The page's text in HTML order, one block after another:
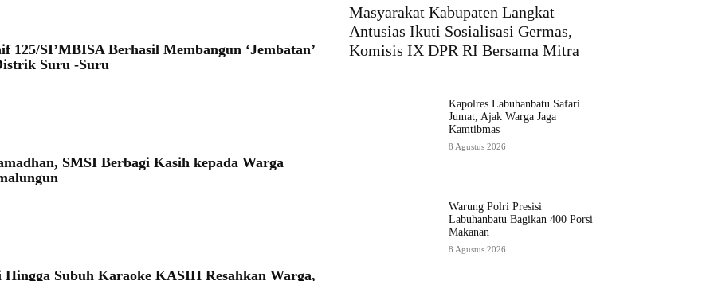
125/SI’MBISA Berhasil Membangun ‘Jembatan’
Suru -Suru
SMSI Berbagi Kasih kepada Warga
Hingga Subuh Karaoke KASIH Resahkan Warga,
Masyarakat Kabupaten Langkat
Antusias Ikuti Sosialisasi Germas,
Komisis IX DPR RI Bersama Mitra
Kapolres Labuhanbatu Safari
Jumat, Ajak Warga Jaga
Kamtibmas
8 Agustus 2026
Warung Polri Presisi
Labuhanbatu Bagikan 400 Porsi
Makanan
8 Agustus 2026